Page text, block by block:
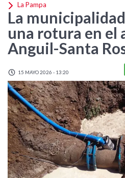
La Pampa
La
una rotura en el
Anguil-Santa
15 MAYO 2026 - 13:20